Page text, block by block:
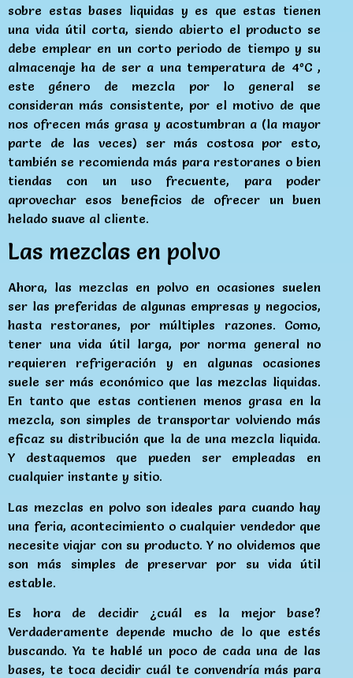
sobre estas bases liquidas y es que estas tienen
una vida útil corta, siendo abierto el producto se
debe emplear en un corto periodo de tiempo y su
almacenaje ha de ser a una temperatura de 4ºC ,
este género de mezcla por lo general se
consideran más consistente, por el motivo de que
nos ofrecen más grasa y acostumbran a (la mayor
parte de las veces) ser más costosa por esto,
también se recomienda más para restoranes o bien
tiendas con un uso frecuente, para poder
aprovechar esos beneficios de ofrecer un buen
helado suave al cliente.
Las mezclas en polvo
Ahora, las mezclas en polvo en ocasiones suelen
ser las preferidas de algunas empresas y negocios,
hasta restoranes, por múltiples razones. Como,
tener una vida útil larga, por norma general no
requieren refrigeración y en algunas ocasiones
suele ser más económico que las mezclas liquidas.
En tanto que estas contienen menos grasa en la
mezcla, son simples de transportar volviendo más
eficaz su distribución que la de una mezcla liquida.
Y destaquemos que pueden ser empleadas en
cualquier instante y sitio.
Las mezclas en polvo son ideales para cuando hay
una feria, acontecimiento o cualquier vendedor que
necesite viajar con su producto. Y no olvidemos que
son más simples de preservar por su vida útil
estable.
Es hora de decidir ¿cuál es la mejor base?
Verdaderamente depende mucho de lo que estés
buscando. Ya te hablé un poco de cada una de las
bases, te toca decidir cuál te convendría más para